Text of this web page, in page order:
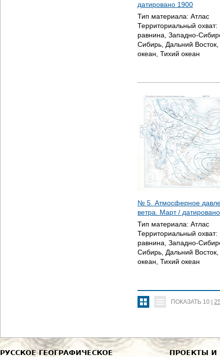
датировано 1900
Тип материала: Атлас
Территориальный охват:
равнина, Западно-
Сибирь, Дальний
океан, Тихий океан
№ 5. Атмосферное
ветра. Март /
Тип материала: Атлас
Территориальный охват:
равнина, Западно-
Сибирь, Дальний
океан, Тихий океан
ПОКАЗАТЬ 10
РУССКОЕ ГЕОГРАФИЧЕСКОЕ
ПРОЕКТЫ И